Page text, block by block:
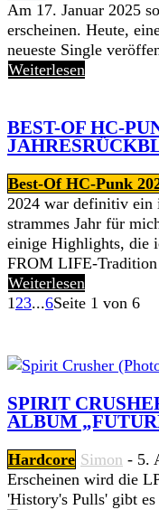
Am 17. Januar 2025
erscheinen. Heute,
neueste Single
Weiterlesen
BEST-OF HC-
Best-Of HC-Punk
2024 war definitiv ein
strammes Jahr für
einige Highlights, die
FROM LIFE-
Weiterlesen
123...6Seite 1 von 6
SPIRIT
ALBUM
Hardcore Simon - 5.
Erscheinen wird die
'History's Pulls' gibt es